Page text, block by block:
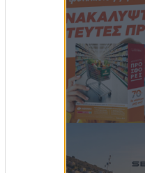
τις εκλογές του 2027
• πριν 1 ώρα
Γ. Χατζημάρκος από
Μαξίμου: “Ο τουρισμός
ο μεγαλύτερος
βιομηχανίας”
Έρευνα ΕΟΤ: Οι